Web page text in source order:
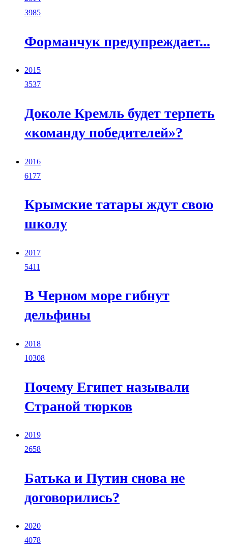
3985
Форманчук предупреждает...
2015
3537
Доколе Кремль будет терпеть
«команду победителей»?
2016
6177
Крымские татары ждут свою
школу
2017
5411
В Черном море гибнут
дельфины
2018
10308
Почему Египет называли
Страной тюрков
2019
2658
Батька и Путин снова не
договорились?
2020
4078